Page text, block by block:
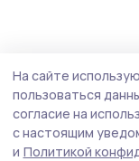
На сайте
пользоваться
согласие на
с настоящим
и Политикой